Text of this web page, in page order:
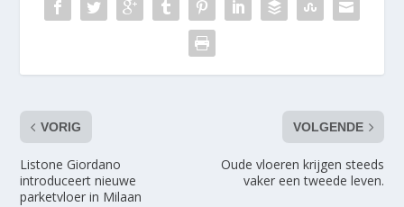
VORIG
Listone Giordano
introduceert nieuwe
parketvloer in Milaan
VOLGENDE
Oude vloeren krijgen steeds
vaker een tweede leven.